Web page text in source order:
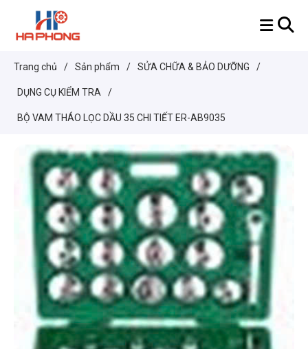
Trang chủ / Sản phẩm / SỬA CHỮA & BẢO DƯỠNG /
DỤNG CỤ KIỂM TRA /
BỘ VAM THÁO LỌC DẦU 35 CHI TIẾT ER-AB9035